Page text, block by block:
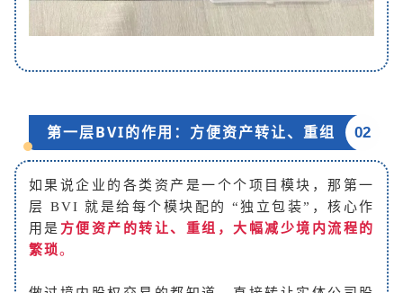
第一层BVI的作用：方便资产转让、重组 02
如果说企业的各类资产是一个个项目模块，那第一
层 BVI 就是给每个模块配的 “独立包装”，核心作
用是 方便资产的转让、重组，大幅减少境内流程的
繁琐。